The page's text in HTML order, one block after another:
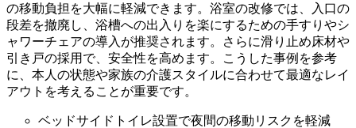
の移動負担を大幅に軽減できます。浴室の改修では、入口の
段差を撤廃し、浴槽への出入りを楽にするための手すりやシ
ャワーチェアの導入が推奨されます。さらに滑り止め床材や
引き戸の採用で、安全性を高めます。こうした事例を参考
に、本人の状態や家族の介護スタイルに合わせて最適なレイ
アウトを考えることが重要です。
ベッドサイドトイレ設置で夜間の移動リスクを軽減